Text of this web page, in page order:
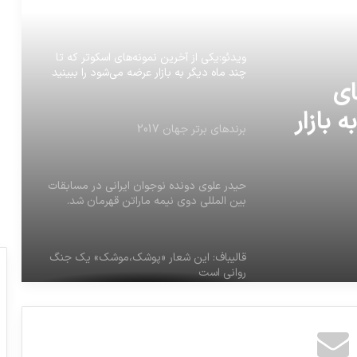
بازار
ویدئو:یکی از آخرین نمونه‌های اسکوتر که تا
چند ماه دیگر به بازار عرضه می‌شود را ببینید
برندهای برتر جهان 2017
حیدر علوی دونده نوجوان ایرانی در مسابقات
بین المللی دوی نیمه ماراتن قهرمان شد.
قالیباف: این شعار «پوشک،موشک» یک جنگ
روانی است